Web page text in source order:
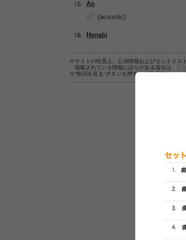
Ao
(acoustic)
Hanabi
※サイトの性質上、公演情報およびセットリス
掲載されている情報に誤りがある場合は、
こ
※“歌詞を見る”ボタンを押すと、株式会社ペー
セ